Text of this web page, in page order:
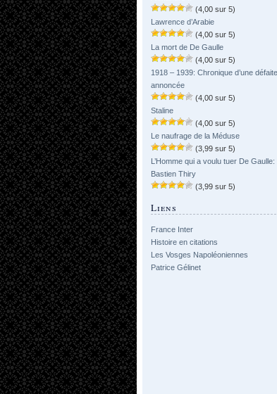
(4,00 sur 5)
Lawrence d’Arabie
(4,00 sur 5)
La mort de De Gaulle
(4,00 sur 5)
1918 – 1939: Chronique d’une défaite
annoncée
(4,00 sur 5)
Staline
(4,00 sur 5)
Le naufrage de la Méduse
(3,99 sur 5)
L’Homme qui a voulu tuer De Gaulle:
Bastien Thiry
(3,99 sur 5)
Liens
France Inter
Histoire en citations
Les Vosges Napoléoniennes
Patrice Gélinet